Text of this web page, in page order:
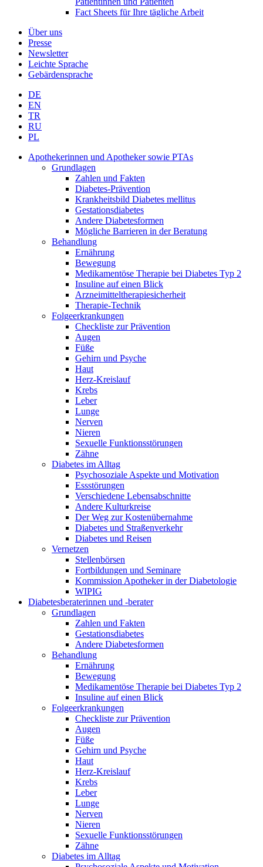
Fact Sheets für Ihre tägliche Arbeit
Über uns
Presse
Newsletter
Leichte Sprache
Gebärdensprache
DE
EN
TR
RU
PL
Apothekerinnen und Apotheker sowie PTAs
Grundlagen
Zahlen und Fakten
Diabetes-Prävention
Krankheitsbild Diabetes mellitus
Gestationsdiabetes
Andere Diabetesformen
Mögliche Barrieren in der Beratung
Behandlung
Ernährung
Bewegung
Medikamentöse Therapie bei Diabetes Typ 2
Insuline auf einen Blick
Arzneimitteltherapie­sicherheit
Therapie-Technik
Fol­ge­er­kran­kun­gen
Checkliste zur Prävention
Augen
Füße
Gehirn und Psyche
Haut
Herz-Kreislauf
Krebs
Leber
Lunge
Nerven
Nieren
Sexuelle Funktionsstörungen
Zähne
Diabetes im Alltag
Psychosoziale Aspekte und Motivation
Essstörungen
Verschiedene Lebensabschnitte
Andere Kulturkreise
Der Weg zur Kostenübernahme
Diabetes und Straßenverkehr
Diabetes und Reisen
Vernetzen
Stellenbörsen
Fortbildungen und Seminare
Kommission Apotheker in der Diabetologie
WIPIG
Diabetesberaterinnen und -berater
Grundlagen
Zahlen und Fakten
Gestationsdiabetes
Andere Diabetesformen
Behandlung
Ernährung
Bewegung
Medikamentöse Therapie bei Diabetes Typ 2
Insuline auf einen Blick
Folgeerkrankungen
Checkliste zur Prävention
Augen
Füße
Gehirn und Psyche
Haut
Herz-Kreislauf
Krebs
Leber
Lunge
Nerven
Nieren
Sexuelle Funktionsstörungen
Zähne
Diabetes im Alltag